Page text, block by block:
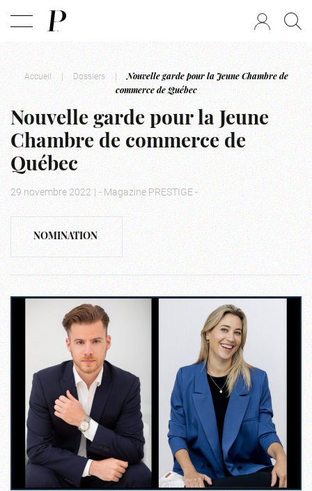
Accueil | Dossiers |
Nouvelle garde pour la Jeune Chambre de
commerce de Québec
Nouvelle garde pour la Jeune
Chambre de commerce de
Québec
29 novembre 2022 | - Magazine PRESTIGE -
NOMINATION